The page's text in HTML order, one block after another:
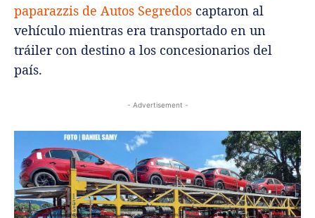
paparazzis de Autos Segredos captaron al
vehículo mientras era transportado en un
tráiler con destino a los concesionarios del
país.
- Advertisement -